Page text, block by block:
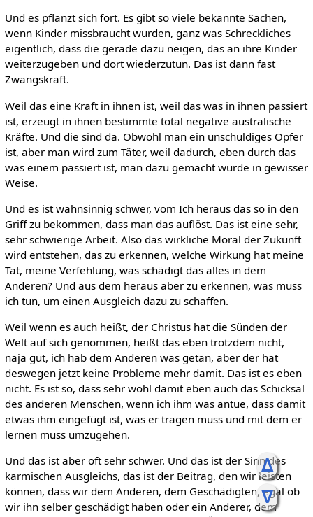
ᐃ
ᐁ
Und es pflanzt sich fort. Es gibt so viele bekannte Sachen,
wenn Kinder missbraucht wurden, ganz was Schreckliches
eigentlich, dass die gerade dazu neigen, das an ihre Kinder
weiterzugeben und dort wiederzutun. Das ist dann fast
Zwangskraft.
Weil das eine Kraft in ihnen ist, weil das was in ihnen passiert
ist, erzeugt in ihnen bestimmte total negative australische
Kräfte. Und die sind da. Obwohl man ein unschuldiges Opfer
ist, aber man wird zum Täter, weil dadurch, eben durch das
was einem passiert ist, man dazu gemacht wurde in gewisser
Weise.
Und es ist wahnsinnig schwer, vom Ich heraus das so in den
Griff zu bekommen, dass man das auflöst. Das ist eine sehr,
sehr schwierige Arbeit. Also das wirkliche Moral der Zukunft
wird entstehen, das zu erkennen, welche Wirkung hat meine
Tat, meine Verfehlung, was schädigt das alles in dem
Anderen? Und aus dem heraus aber zu erkennen, was muss
ich tun, um einen Ausgleich dazu zu schaffen.
Weil wenn es auch heißt, der Christus hat die Sünden der
Welt auf sich genommen, heißt das eben trotzdem nicht,
naja gut, ich hab dem Anderen was getan, aber der hat
deswegen jetzt keine Probleme mehr damit. Das ist es eben
nicht. Es ist so, dass sehr wohl damit eben auch das Schicksal
des anderen Menschen, wenn ich ihm was antue, dass damit
etwas ihm eingefügt ist, was er tragen muss und mit dem er
lernen muss umzugehen.
Und das ist aber oft sehr schwer. Und das ist der Sinn des
karmischen Ausgleichs, das ist der Beitrag, den wir leisten
können, dass wir dem Anderen, dem Geschädigten, egal ob
wir ihn selber geschädigt haben oder ein Anderer, dem